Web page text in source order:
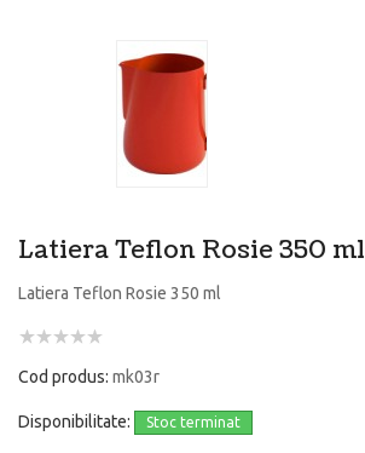
Latiera Teflon Rosie 350 ml
Latiera Teflon Rosie 350 ml
Cod produs: mk03r
Disponibilitate: Stoc terminat